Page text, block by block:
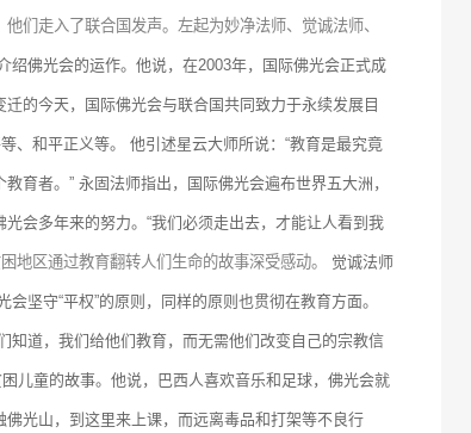
们走入了联合国发声。左起为妙净法师、觉诚法师、
绍佛光会的运作。他说，在2003年，国际佛光会正式成
的今天，国际佛光会与联合国共同致力于永续发展目
、和平正义等。 他引述星云大师所说：“教育是最究竟
育者。” 永固法师指出，国际佛光会遍布世界五大洲，
会多年来的努力。“我们必须走出去，才能让人看到我
地区通过教育翻转人们生命的故事深受感动。 觉诚法师
会坚守“平权”的原则，同样的原则也贯彻在教育方面。
知道，我们给他们教育，而无需他们改变自己的宗教信
儿童的故事。他说，巴西人喜欢音乐和足球，佛光会就
光山，到这里来上课，而远离毒品和打架等不良行